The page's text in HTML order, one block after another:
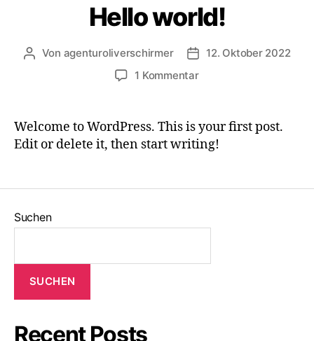
Hello world!
Beitragsautor
Von agenturoliverschirmer Veröffentlichungsdatum
12. Oktober 2022
1 Kommentarzu
Welcome to WordPress. This is your first post.
Edit or delete it, then start writing!
Suchen
SUCHEN
Recent Posts